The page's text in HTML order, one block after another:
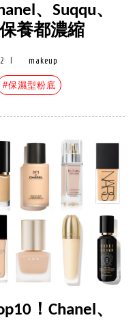
、Suqqu、
養都濃縮
makeup
#保濕型粉底
！Chanel、